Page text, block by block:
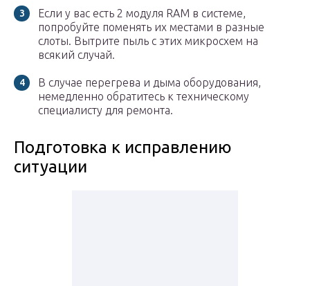
Если у вас есть 2 модуля RAM в системе,
попробуйте поменять их местами в разные
слоты. Вытрите пыль с этих микросхем на
всякий случай.
В случае перегрева и дыма оборудования,
немедленно обратитесь к техническому
специалисту для ремонта.
Подготовка к исправлению
ситуации